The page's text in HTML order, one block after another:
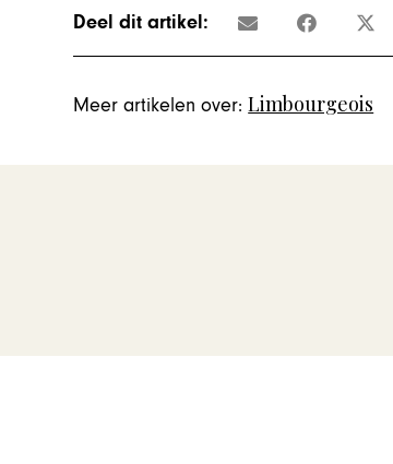
Deel dit artikel:
Meer artikelen over: Limbourgeois